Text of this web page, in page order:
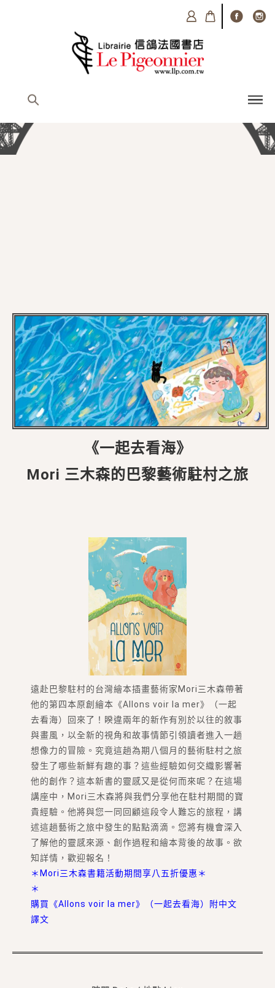
《一起去看海》
Mori 三木森的巴黎藝術駐村之旅
遠赴巴黎駐村的台灣繪本插畫藝術家Mori三木森帶著
他的第四本原創繪本《Allons voir la mer》（一起
去看海）回來了！睽違兩年的新作有別於以往的敘事
與畫風，以全新的視角和故事情節引領讀者進入一趟
想像力的冒險。究竟這趟為期八個月的藝術駐村之旅
發生了哪些新鮮有趣的事？這些經驗如何交織影響著
他的創作？這本新書的靈感又是從何而來呢？在這場
講座中，Mori三木森將與我們分享他在駐村期間的寶
貴經驗。他將與您一同回顧這段令人難忘的旅程，講
述這趟藝術之旅中發生的點點滴滴。您將有機會深入
了解他的靈感來源、創作過程和繪本背後的故事。欲
知詳情，歡迎報名！
＊Mori三木森書籍活動期間享八五折優惠＊
＊
購買《Allons voir la mer》（一起去看海）附中文
譯文